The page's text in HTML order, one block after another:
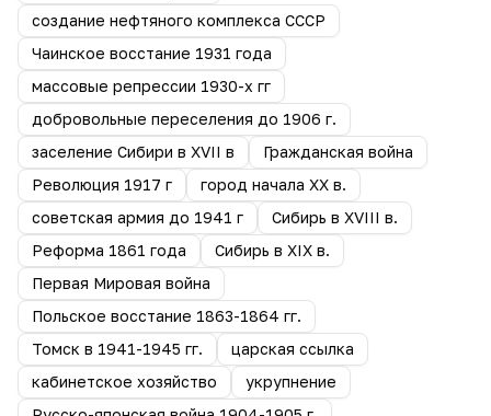
создание нефтяного комплекса СССР
Чаинское восстание 1931 года
массовые репрессии 1930-х гг
добровольные переселения до 1906 г.
заселение Сибири в XVII в
Гражданская война
Революция 1917 г
город начала ХХ в.
советская армия до 1941 г
Сибирь в XVIII в.
Реформа 1861 года
Сибирь в XIX в.
Первая Мировая война
Польское восстание 1863-1864 гг.
Томск в 1941-1945 гг.
царская ссылка
кабинетское хозяйство
укрупнение